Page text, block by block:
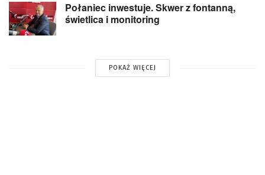
Połaniec inwestuje. Skwer z fontanną,
świetlica i monitoring
POKAŻ WIĘCEJ